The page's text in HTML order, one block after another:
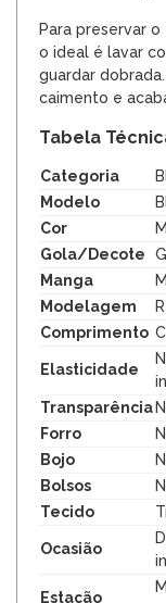
Para preservar
o ideal é lavar
guardar
caimento e
Tabela
Categoria
Modelo
Cor
Gola/Decote
Manga
Modelagem
Comprimento
Elasticidade
Transparência
Forro
Bojo
Bolsos
Tecido
Ocasião
Estação